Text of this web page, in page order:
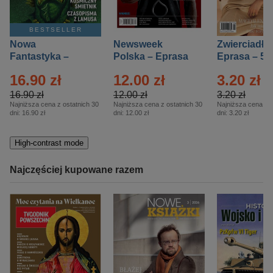
BESTSELLER
Nowa
Fantastyka –
16.90 zł
16.90 zł
Najniższa cena z ostatnich 30
dni: 16.90 zł
Newsweek
Polska – Eprasa
12.00 zł
12.00 zł
Najniższa cena z ostatnich 30
dni: 12.00 zł
Zwierciadło
Eprasa – 5/
3.20 zł
3.20 zł
Najniższa cena z
dni: 3.20 zł
High-contrast mode
Najczęściej kupowane razem